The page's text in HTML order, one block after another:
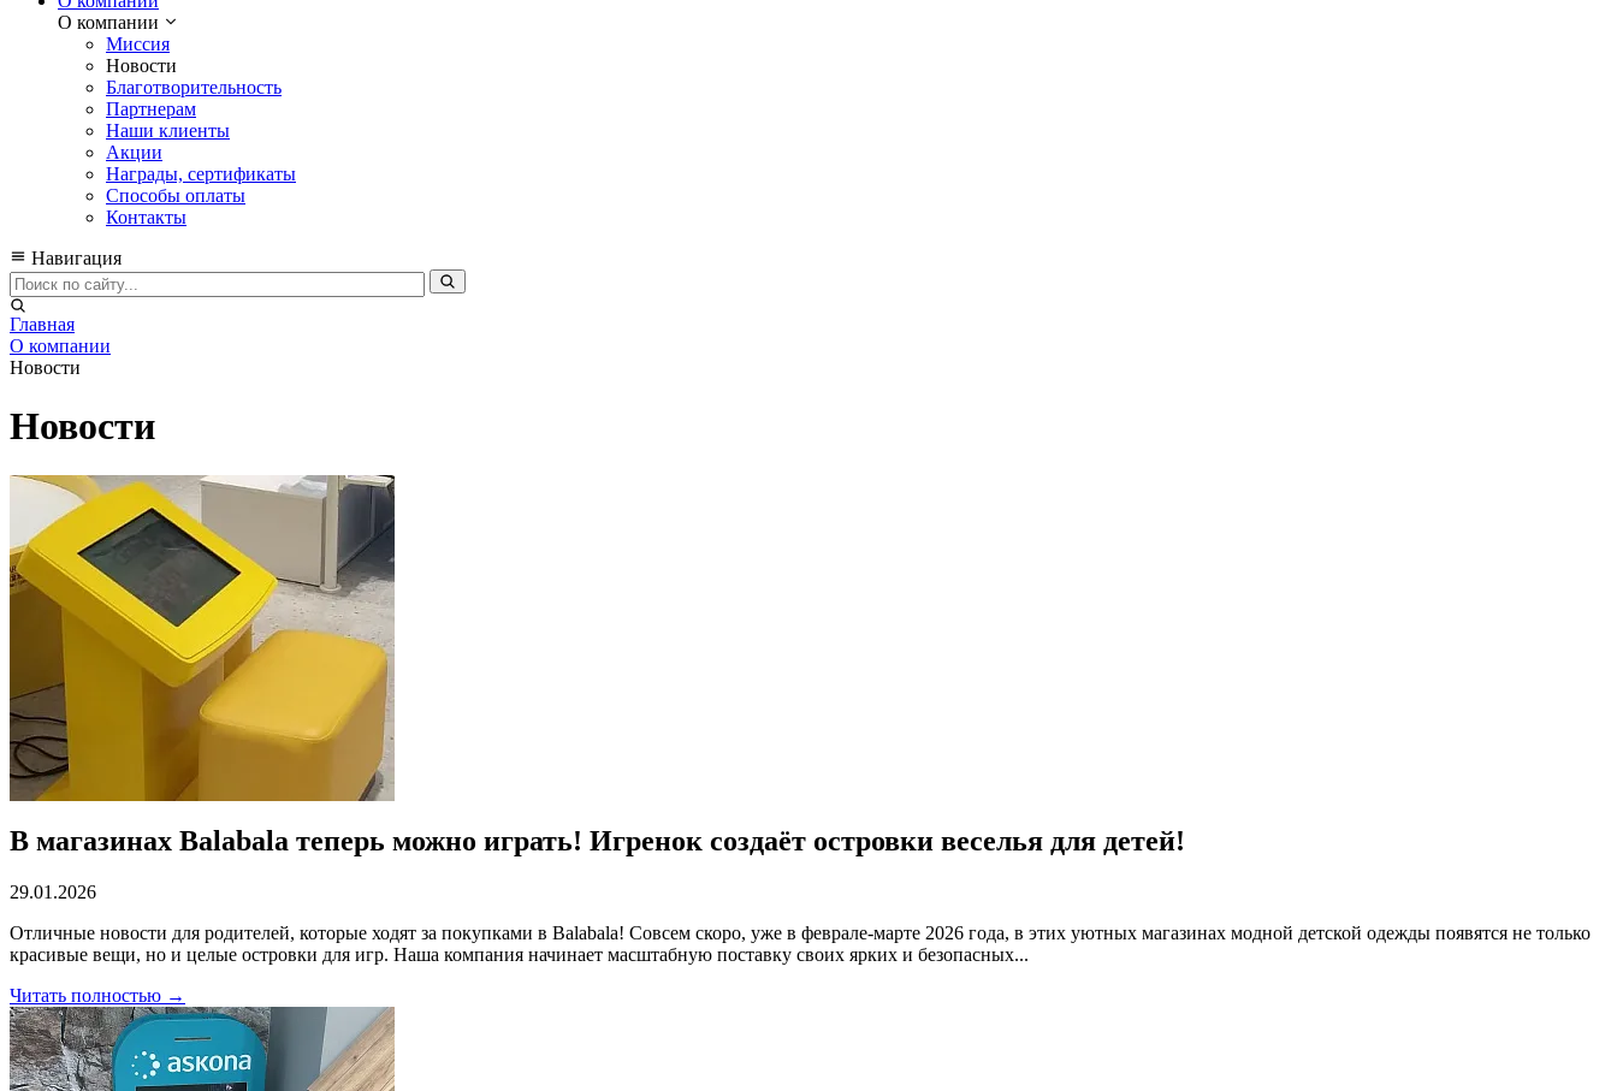
О компании
Миссия
Новости
Благотворительность
Партнерам
Наши клиенты
Акции
Награды, сертификаты
Способы оплаты
Контакты
Навигация
Главная
О компании
Новости
Новости
В магазинах Balabala теперь можно играть! Игренок создаёт островки веселья для детей!
29.01.2026
Отличные новости для родителей, которые ходят за покупками в Balabala! Совсем скоро, уже в феврале-марте 2026 года, в этих уютных магазинах модной детской одежды появятся не только
красивые вещи, но и целые островки для игр. Наша компания начинает масштабную поставку своих ярких и безопасных...
Читать полностью →